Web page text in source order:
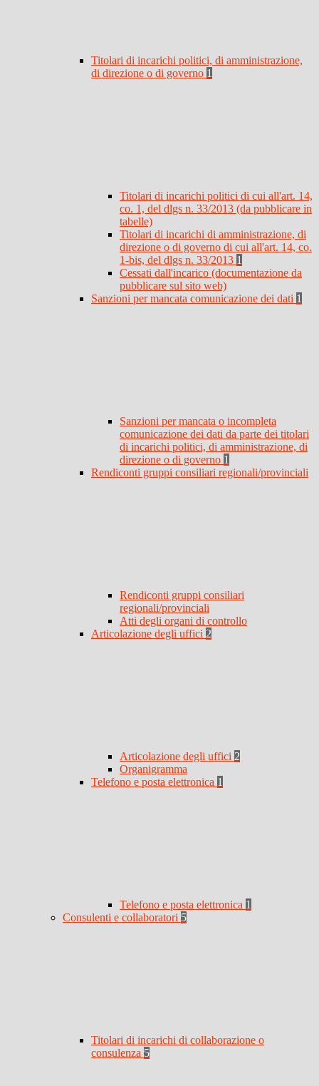
Titolari di incarichi politici, di amministrazione,
di direzione o di governo 1
Titolari di incarichi politici di cui all'art. 14,
co. 1, del dlgs n. 33/2013 (da pubblicare in
tabelle)
Titolari di incarichi di amministrazione, di
direzione o di governo di cui all'art. 14, co.
1-bis, del dlgs n. 33/2013 1
Cessati dall'incarico (documentazione da
pubblicare sul sito web)
Sanzioni per mancata comunicazione dei dati 1
Sanzioni per mancata o incompleta
comunicazione dei dati da parte dei titolari
di incarichi politici, di amministrazione, di
direzione o di governo 1
Rendiconti gruppi consiliari regionali/provinciali
Rendiconti gruppi consiliari
regionali/provinciali
Atti degli organi di controllo
Articolazione degli uffici 2
Articolazione degli uffici 2
Organigramma
Telefono e posta elettronica 1
Telefono e posta elettronica 1
Consulenti e collaboratori 5
Titolari di incarichi di collaborazione o
consulenza 5